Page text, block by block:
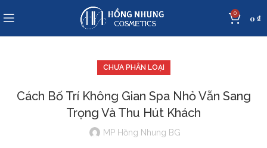
0 0 ₫
CHƯA PHÂN LOẠI
Cách Bố Trí Không Gian Spa Nhỏ Vẫn Sang
Trọng Và Thu Hút Khách
MP Hồng Nhung BG